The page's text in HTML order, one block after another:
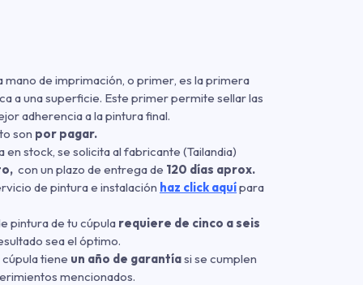
mano de imprimación, o primer, es la primera
a una superficie. Este primer permite sellar las
adherencia a la pintura final.
son por pagar.
en stock, se solicita al fabricante (Tailandia)
con un plazo de entrega de 120 días aprox.
de pintura e instalación haz click aquípara
pintura de tu cúpula requiere de cinco a seis
sea el óptimo.
tiene un año de garantíasi se cumplen
mencionados.